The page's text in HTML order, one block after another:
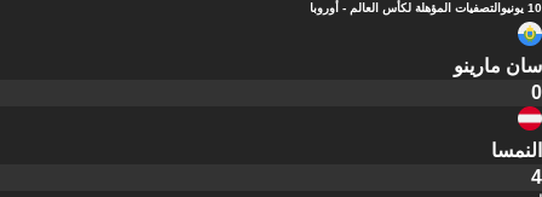
10 يونيو التصفيات المؤهلة لكأس العالم - أوروبا
سان مارينو
0
النمسا
4